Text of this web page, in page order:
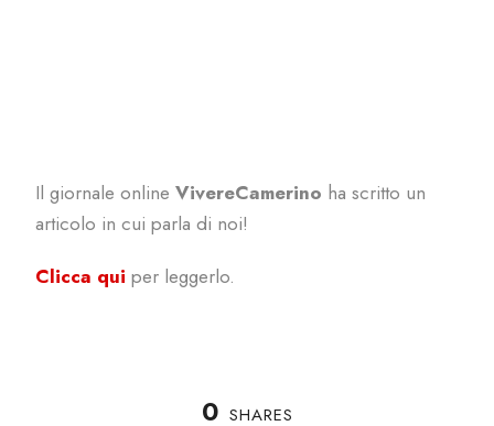
Il giornale online VivereCamerino ha scritto un
articolo in cui parla di noi!
Clicca qui per leggerlo.
0 SHARES